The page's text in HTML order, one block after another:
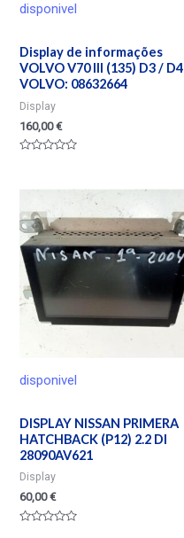
disponivel
Display de informações
VOLVO V70 III (135) D3 / D4
VOLVO: 08632664
Display
160,00€
disponivel
DISPLAY NISSAN PRIMERA
HATCHBACK (P12) 2.2 DI
28090AV621
Display
60,00€